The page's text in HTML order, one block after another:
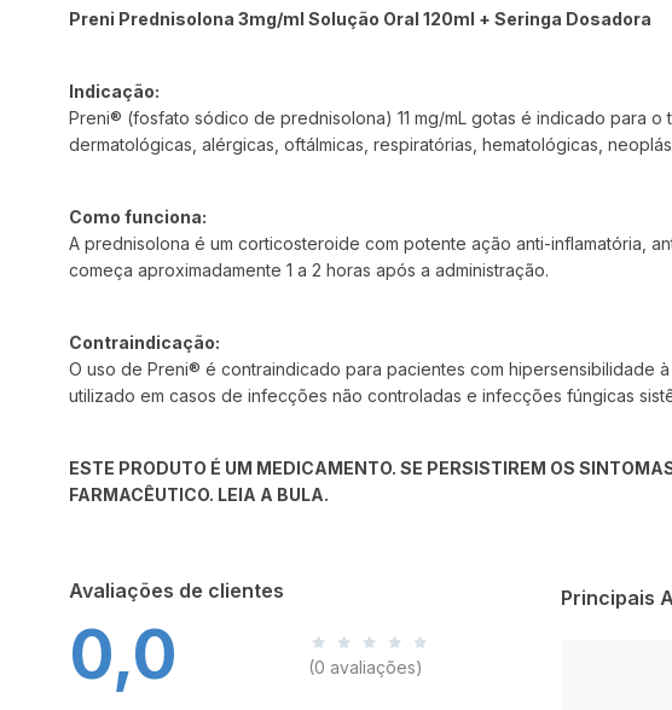
Preni Prednisolona 3mg/ml Solução Oral 120ml + Seringa Dosadora
Indicação:
Preni® (fosfato sódico de prednisolona) 11 mg/mL gotas é indicado para
dermatológicas, alérgicas, oftálmicas, respiratórias, hematológicas,
Como funciona:
A prednisolona é um corticosteroide com potente ação anti-inflamatória,
começa aproximadamente 1 a 2 horas após a administração.
Contraindicação:
O uso de Preni® é contraindicado para pacientes com hipersensibilidade
utilizado em casos de infecções não controladas e infecções fúngicas
ESTE PRODUTO É UM MEDICAMENTO. SE PERSISTIREM OS
FARMACÊUTICO. LEIA A BULA.
Avaliações de clientes
0,0 (0 avaliações)
Principais